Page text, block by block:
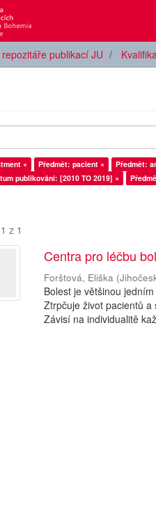
publikací JU
× Předmět: pacient × Předmět:
publikování: [2010 TO 2019] ×
z 1
Centra pro léčbu
Forštová, Eliška (
Bolest je většinou
Ztrpčuje život pacientů
Závisí na individualitě